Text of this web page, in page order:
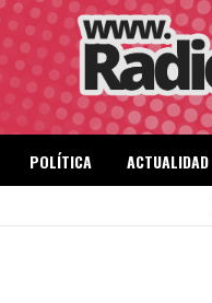
POLÍTICA ACTUALIDAD